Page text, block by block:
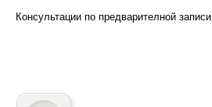
Консультации по предварителной записи